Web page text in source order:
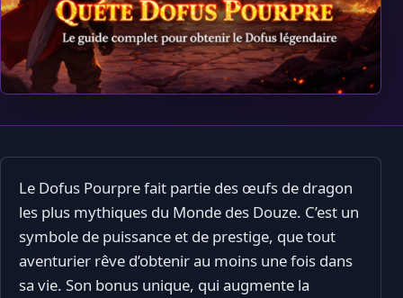
Le Dofus Pourpre fait partie des œufs de dragon
les plus mythiques du Monde des Douze. C’est un
symbole de puissance et de prestige, que tout
aventurier rêve d’obtenir au moins une fois dans
sa vie. Son bonus unique, qui augmente la